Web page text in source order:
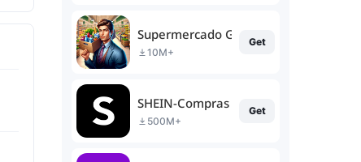
Supermercado Gerente Simulador
10M+
Get
SHEIN-Compras Online
500M+
Get